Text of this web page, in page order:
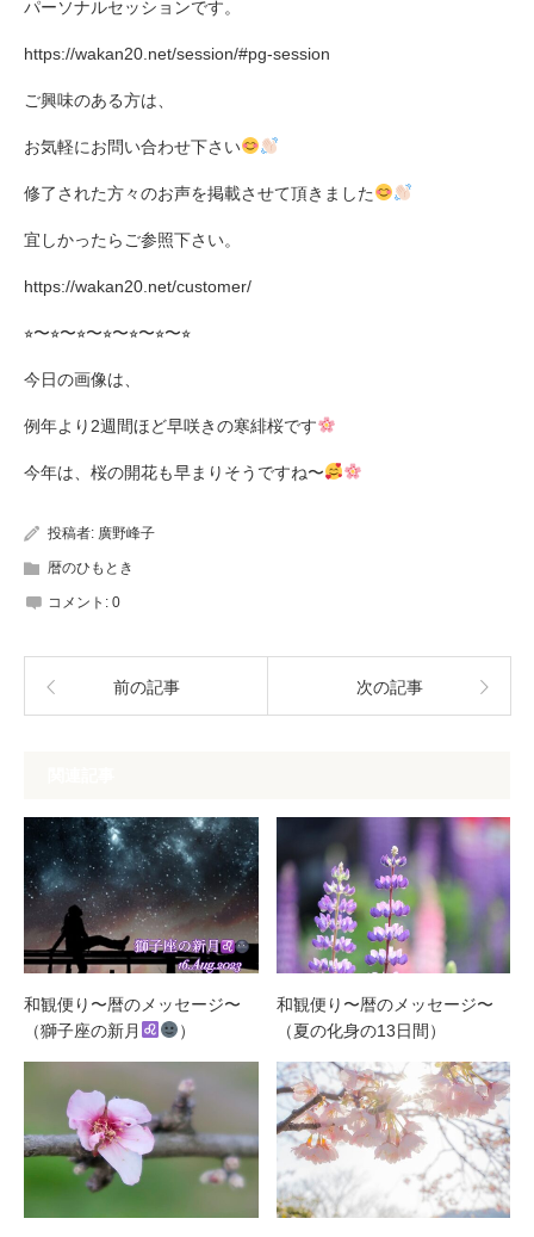
パーソナルセッションです。
https://wakan20.net/session/#pg-session
ご興味のある方は、
お気軽にお問い合わせ下さい
修了された方々のお声を掲載させて頂きました
宜しかったらご参照下さい。
https://wakan20.net/customer/
⭐︎〜⭐︎〜⭐︎〜⭐︎〜⭐︎〜⭐︎〜⭐︎
今日の画像は、
例年より2週間ほど早咲きの寒緋桜です
今年は、桜の開花も早まりそうですね〜
投稿者: 廣野峰子
暦のひもとき
コメント: 0
前の記事 次の記事
和観便り〜暦のメッセージ〜
（獅子座の新月
）
和観便り〜暦のメッセージ〜
（夏の化身の13日間）